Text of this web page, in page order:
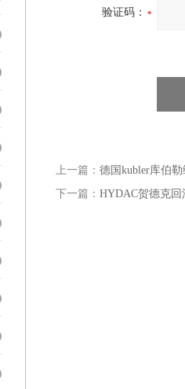
验证码：
上一篇： 德国kubler库伯勒
下一篇： HYDAC贺德克回